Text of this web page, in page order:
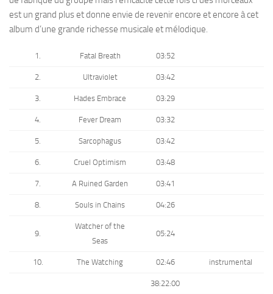
est un grand plus et donne envie de revenir encore et encore à cet
album d’une grande richesse musicale et mélodique.
1. Fatal Breath 03:52
2. Ultraviolet 03:42
3. Hades Embrace 03:29
4. Fever Dream 03:32
5. Sarcophagus 03:42
6. Cruel Optimism 03:48
7. A Ruined Garden 03:41
8. Souls in Chains 04:26
9.
Watcher of the
Seas
05:24
10. The Watching 02:46 instrumental
38:22:00